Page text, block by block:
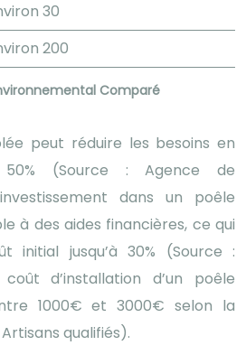
Comparé
30
200
peut réduire les besoins en
50% (Source : Agence de
dans un poêle
à des aides financières, ce qui
initial jusqu’à 30% (Source :
d’installation d’un poêle
1000€ et 3000€ selon la
qualifiés).